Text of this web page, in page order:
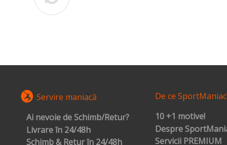
Servire maniacă
Ai nevoie de Schimb/Retur?
Livrare în 24/48h
Schimb & Retur în 24/48h
De ce
10 +1 motive!
Despre
Servicii PREMIUM